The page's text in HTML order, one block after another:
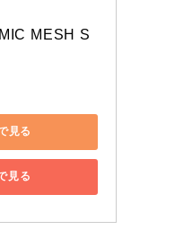
MESH S
見る
見る